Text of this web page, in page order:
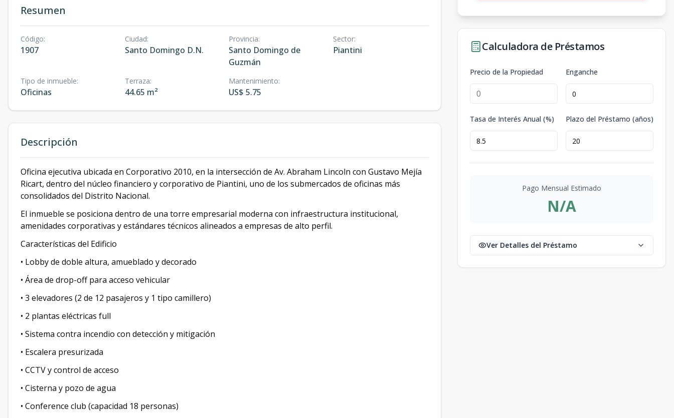
Resumen
Código:
1907
Ciudad:
Santo Domingo D.N.
Provincia:
Santo Domingo de
Guzmán
Sector:
Piantini
Tipo de inmueble:
Oficinas
Terraza:
44.65 m²
Mantenimiento:
US$ 5.75
Descripción
Oficina ejecutiva ubicada en Corporativo 2010, en la intersección de Av. Abraham Lincoln con Gustavo Mejía
Ricart, dentro del núcleo financiero y corporativo de Piantini, uno de los submercados de oficinas más
consolidados del Distrito Nacional.
El inmueble se posiciona dentro de una torre empresarial moderna con infraestructura institucional,
amenidades corporativas y estándares técnicos alineados a empresas de alto perfil.
Características del Edificio
• Lobby de doble altura, amueblado y decorado
• Área de drop-off para acceso vehicular
• 3 elevadores (2 de 12 pasajeros y 1 tipo camillero)
• 2 plantas eléctricas full
• Sistema contra incendio con detección y mitigación
• Escalera presurizada
• CCTV y control de acceso
• Cisterna y pozo de agua
• Conference club (capacidad 18 personas)
Calculadora de Préstamos
Precio de la Propiedad Enganche
Tasa de Interés Anual (%) Plazo del Préstamo (años)
Pago Mensual Estimado
N/A
Ver Detalles del Préstamo